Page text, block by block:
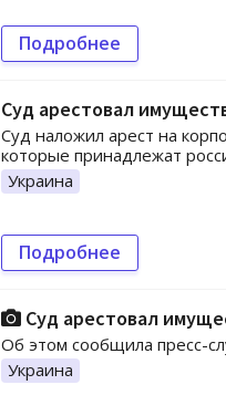
Подробнее
Суд арестовал
Суд наложил арест на
которые принадлежат
Украина
Подробнее
Суд арестовал
Об этом сообщила пресс-
Украина